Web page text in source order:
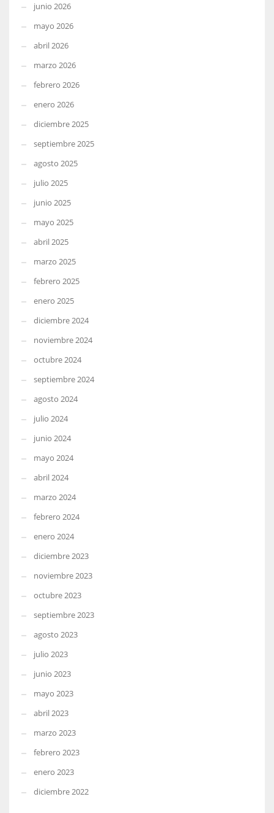
junio 2026
mayo 2026
abril 2026
marzo 2026
febrero 2026
enero 2026
diciembre 2025
septiembre 2025
agosto 2025
julio 2025
junio 2025
mayo 2025
abril 2025
marzo 2025
febrero 2025
enero 2025
diciembre 2024
noviembre 2024
octubre 2024
septiembre 2024
agosto 2024
julio 2024
junio 2024
mayo 2024
abril 2024
marzo 2024
febrero 2024
enero 2024
diciembre 2023
noviembre 2023
octubre 2023
septiembre 2023
agosto 2023
julio 2023
junio 2023
mayo 2023
abril 2023
marzo 2023
febrero 2023
enero 2023
diciembre 2022